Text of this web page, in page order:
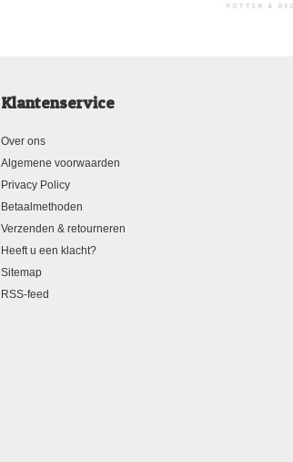
Klantenservice
Over ons
Algemene voorwaarden
Privacy Policy
Betaalmethoden
Verzenden & retourneren
Heeft u een klacht?
Sitemap
RSS-feed